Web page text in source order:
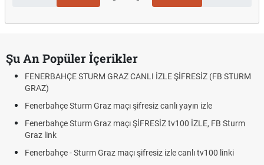
Şu An Popüler İçerikler
FENERBAHÇE STURM GRAZ CANLI İZLE ŞİFRESİZ (FB STURM
GRAZ)
Fenerbahçe Sturm Graz maçı şifresiz canlı yayın izle
Fenerbahçe Sturm Graz maçı ŞİFRESİZ tv100 İZLE, FB Sturm
Graz link
Fenerbahçe - Sturm Graz maçı şifresiz izle canlı tv100 linki